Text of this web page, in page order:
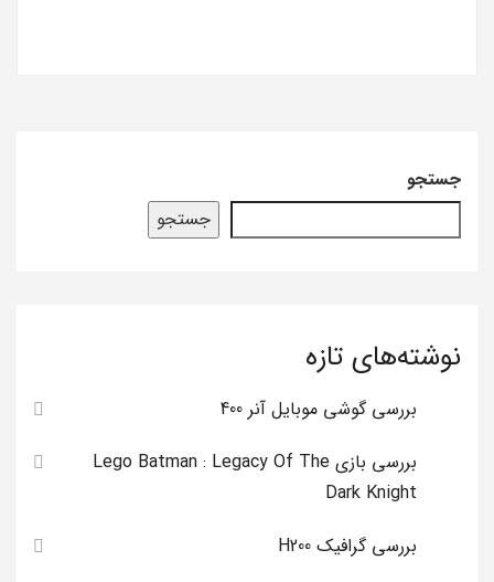
جستجو
جستجو
نوشته‌های تازه
بررسی گوشی موبایل آنر 400
بررسی بازی Lego Batman : Legacy Of The
Dark Knight
بررسی گرافیک H200